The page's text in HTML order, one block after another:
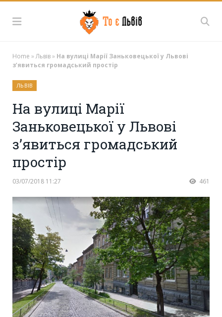
Home »Львів» На вулиці Марії Заньковецької у Львові
з’явиться громадський простір
ЛЬВІВ
На вулиці Марії
Заньковецької у Львові
з’явиться громадський
простір
03/07/2018 11:27 461